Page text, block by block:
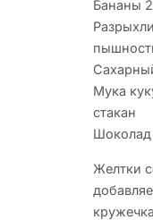
Бананы
Мука
стакан
Шоколад
Желтки